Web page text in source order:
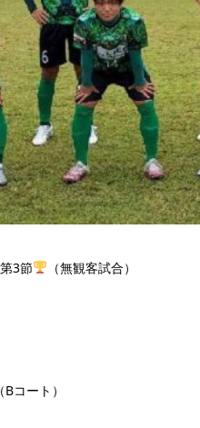
3節
（無観客試合）
コート）